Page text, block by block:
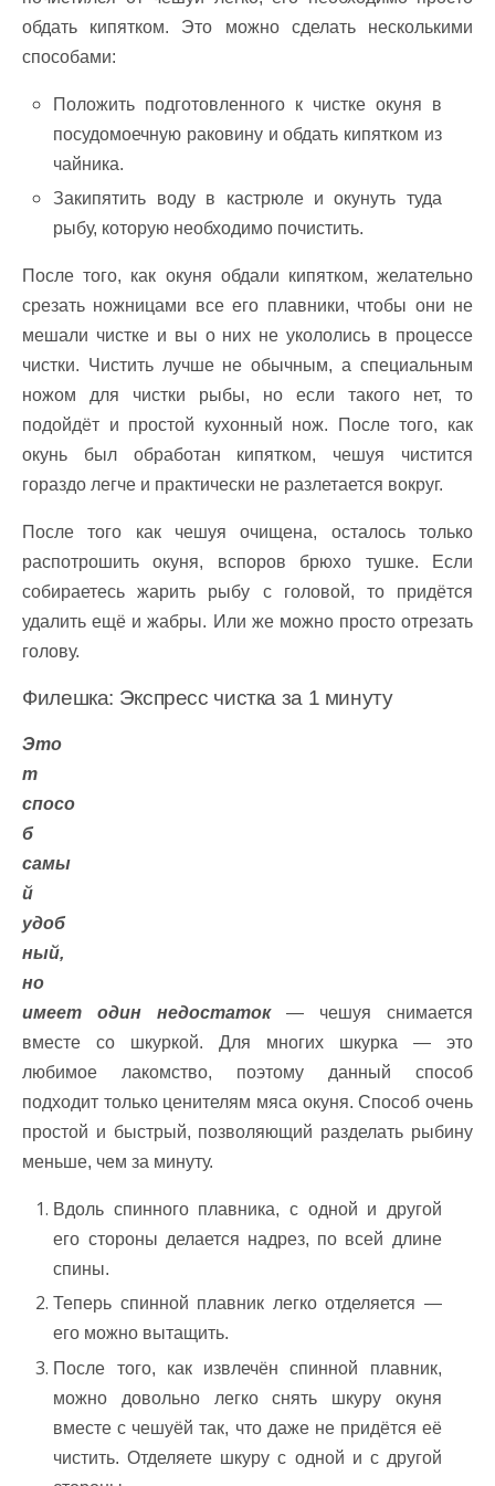
обдать кипятком. Это можно сделать несколькими
способами:
Положить подготовленного к чистке окуня в
посудомоечную раковину и обдать кипятком из
чайника.
Закипятить воду в кастрюле и окунуть туда
рыбу, которую необходимо почистить.
После того, как окуня обдали кипятком, желательно
срезать ножницами все его плавники, чтобы они не
мешали чистке и вы о них не укололись в процессе
чистки. Чистить лучше не обычным, а специальным
ножом для чистки рыбы, но если такого нет, то
подойдёт и простой кухонный нож. После того, как
окунь был обработан кипятком, чешуя чистится
гораздо легче и практически не разлетается вокруг.
После того как чешуя очищена, осталось только
распотрошить окуня, вспоров брюхо тушке. Если
собираетесь жарить рыбу с головой, то придётся
удалить ещё и жабры. Или же можно просто отрезать
голову.
Филешка: Экспресс чистка за 1 минуту
Это
т
спосо
б
самы
й
удоб
ный,
но
имеет один недостаток— чешуя снимается
вместе со шкуркой. Для многих шкурка — это
любимое лакомство, поэтому данный способ
подходит только ценителям мяса окуня. Способ очень
простой и быстрый, позволяющий разделать рыбину
меньше, чем за минуту.
Вдоль спинного плавника, с одной и другой
его стороны делается надрез, по всей длине
спины.
Теперь спинной плавник легко отделяется —
его можно вытащить.
После того, как извлечён спинной плавник,
можно довольно легко снять шкуру окуня
вместе с чешуёй так, что даже не придётся её
чистить. Отделяете шкуру с одной и с другой